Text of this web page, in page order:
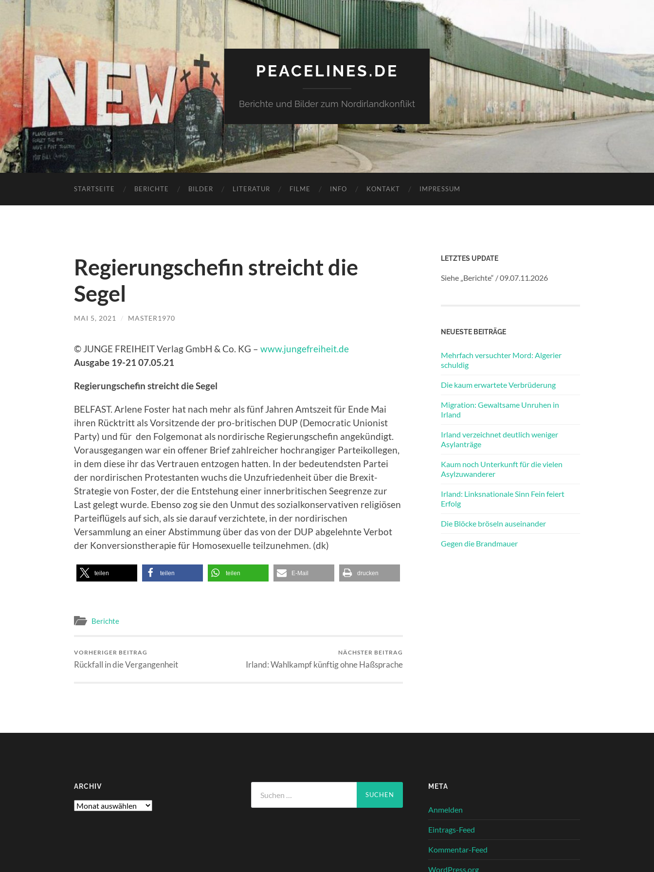
PEACELINES.DE
Berichte und Bilder zum Nordirlandkonflikt
STARTSEITE BERICHTE BILDER LITERATUR FILME INFO KONTAKT IMPRESSUM
Regierungschefin streicht die
Segel
MAI 5, 2021 / MASTER1970
© JUNGE FREIHEIT Verlag GmbH & Co. KG – www.jungefreiheit.de
Ausgabe 19-21 07.05.21
Regierungschefin streicht die Segel
BELFAST. Arlene Foster hat nach mehr als fünf Jahren Amtszeit für Ende Mai
ihren Rücktritt als Vorsitzende der pro-britischen DUP (Democratic Unionist
Party) und für den Folgemonat als nordirische Regierungschefin angekündigt.
Vorausgegangen war ein offener Brief zahlreicher hochrangiger Parteikollegen,
in dem diese ihr das Vertrauen entzogen hatten. In der bedeutendsten Partei
der nordirischen Protestanten wuchs die Unzufriedenheit über die Brexit-
Strategie von Foster, der die Entstehung einer innerbritischen Seegrenze zur
Last gelegt wurde. Ebenso zog sie den Unmut des sozialkonservativen religiösen
Parteiflügels auf sich, als sie darauf verzichtete, in der nordirischen
Versammlung an einer Abstimmung über das von der DUP abgelehnte Verbot
der Konversionstherapie für Homosexuelle teilzunehmen. (dk)
teilen teilen teilen E-Mail drucken
Berichte
VORHERIGER BEITRAG
Rückfall in die Vergangenheit
NÄCHSTER BEITRAG
Irland: Wahlkampf künftig ohne Haßsprache
LETZTES UPDATE
Siehe „Berichte“ / 09.07.11.2026
NEUESTE BEITRÄGE
Mehrfach versuchter Mord: Algerier
schuldig
Die kaum erwartete Verbrüderung
Migration: Gewaltsame Unruhen in
Irland
Irland verzeichnet deutlich weniger
Asylanträge
Kaum noch Unterkunft für die vielen
Asylzuwanderer
Irland: Linksnationale Sinn Fein feiert
Erfolg
Die Blöcke bröseln auseinander
Gegen die Brandmauer
ARCHIV
Archiv
nach:
META
Anmelden
Eintrags-Feed
Kommentar-Feed
WordPress.org